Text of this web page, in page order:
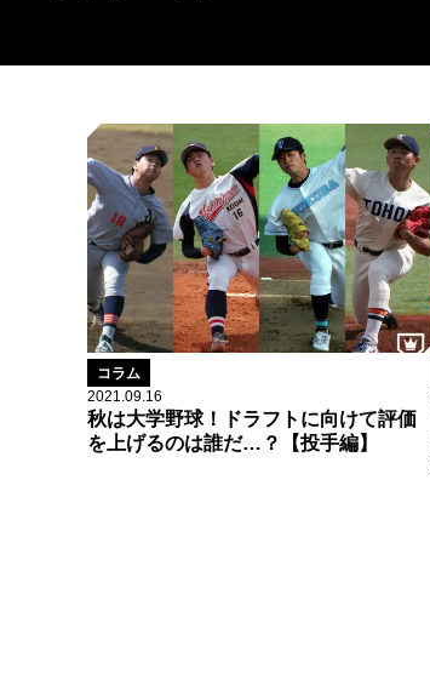
コラム
2021.09.16
秋は大学野球！ドラフトに向けて評価
を上げるのは誰だ…？【投手編】